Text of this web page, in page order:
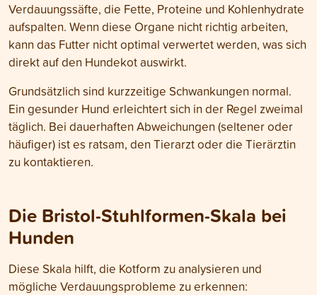
Verdauungssäfte, die Fette, Proteine und Kohlenhydrate
aufspalten. Wenn diese Organe nicht richtig arbeiten,
kann das Futter nicht optimal verwertet werden, was sich
direkt auf den Hundekot auswirkt.
Grundsätzlich sind kurzzeitige Schwankungen normal.
Ein gesunder Hund erleichtert sich in der Regel zweimal
täglich. Bei dauerhaften Abweichungen (seltener oder
häufiger) ist es ratsam, den Tierarzt oder die Tierärztin
zu kontaktieren.
Die Bristol-Stuhlformen-Skala bei
Hunden
Diese Skala hilft, die Kotform zu analysieren und
mögliche Verdauungsprobleme zu erkennen: